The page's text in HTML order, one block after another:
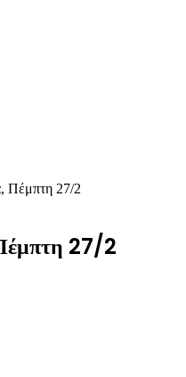
Πέμπτη 27/2
27/2